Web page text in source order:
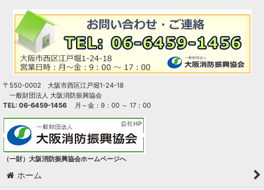
〒550-0002 大阪市西区江戸堀1-24-18
一般財団法人 大阪消防振興協会
TEL: 06-6459-1456 月～金：9：00 ～ 17：00
（一財）大阪消防振興協会ホームページへ
ホーム